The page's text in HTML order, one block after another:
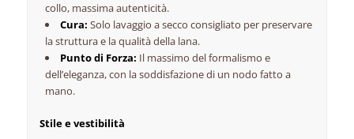
collo, massima autenticità.
Cura: Solo lavaggio a secco consigliato per preservare
la struttura e la qualità della lana.
Punto di Forza: Il massimo del formalismo e
dell’eleganza, con la soddisfazione di un nodo fatto a
mano.
Stile e vestibilità